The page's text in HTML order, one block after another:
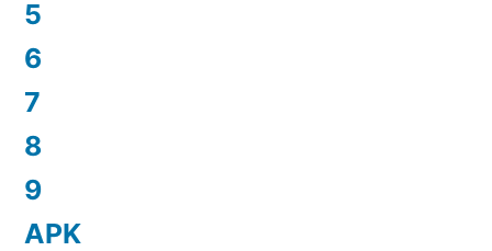
5
6
7
8
9
APK